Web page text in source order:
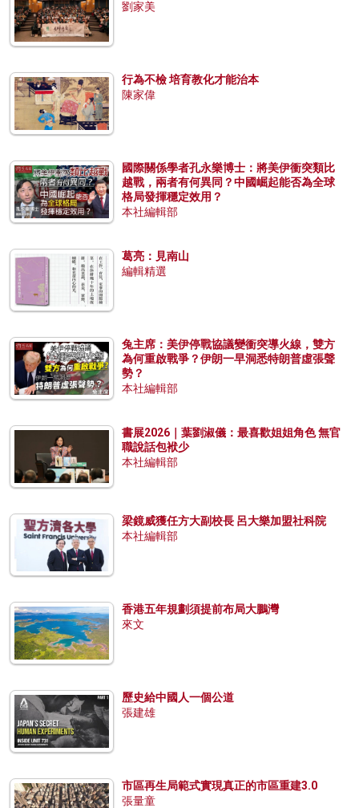
劉家美
行為不檢 培育教化才能治本
陳家偉
國際關係學者孔永樂博士：將美伊衝突類比
越戰，兩者有何異同？中國崛起能否為全球
格局發揮穩定效用？
本社編輯部
葛亮：見南山
編輯精選
兔主席：美伊停戰協議變衝突導火線，雙方
為何重啟戰爭？伊朗一早洞悉特朗普虛張聲
勢？
本社編輯部
書展2026｜葉劉淑儀：最喜歡姐姐角色 無官
職說話包袱少
本社編輯部
梁鏡威獲任方大副校長 呂大樂加盟社科院
本社編輯部
香港五年規劃須提前布局大鵬灣
來文
歷史給中國人一個公道
張建雄
市區再生局範式實現真正的市區重建3.0
張量童